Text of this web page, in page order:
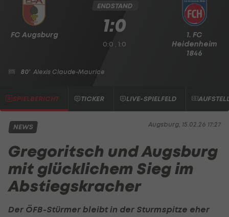
FC Augsburg
1. FC
Heidenheim
1846
ENDSTAND
1:0
0:0 , 1:0
80' Alexis Claude-Maurice
SPIELBERICHT TICKER LIVE-SPIELFELD
Augsburg, 15.02.26 17:27
NEWS
Gregoritsch und Augsburg
mit glücklichem Sieg im
Abstiegskracher
Der ÖFB-Stürmer bleibt in der Sturmspitze eher